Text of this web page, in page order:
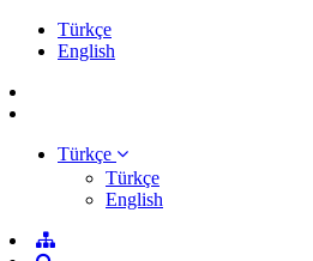
Türkçe
English
Türkçe
Türkçe
English